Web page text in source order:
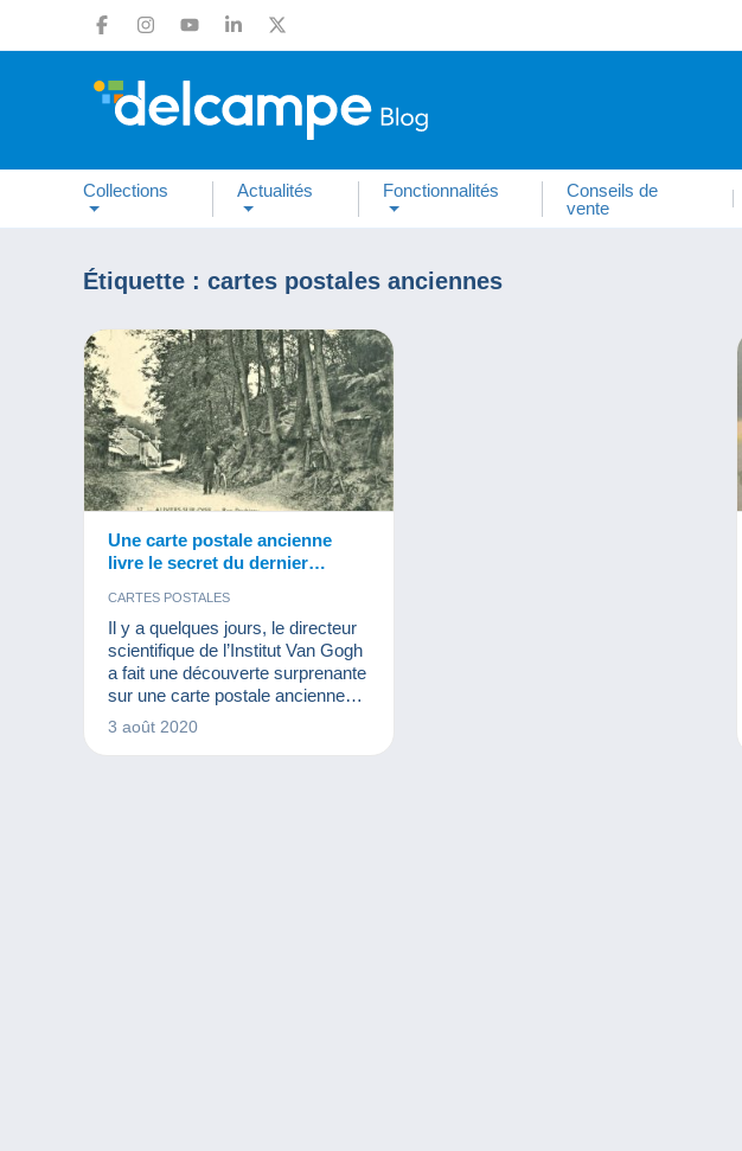
Collections Actualités Fonctionnalités
Conseils de
vente
Étiquette : cartes postales anciennes
Une carte postale ancienne
livre le secret du dernier
CARTES POSTALES
Il y a quelques jours, le directeur
scientifique de l’Institut Van Gogh
a fait une découverte surprenante
sur une carte postale ancienne
qui a été vendue à plusieurs
3 août 2020